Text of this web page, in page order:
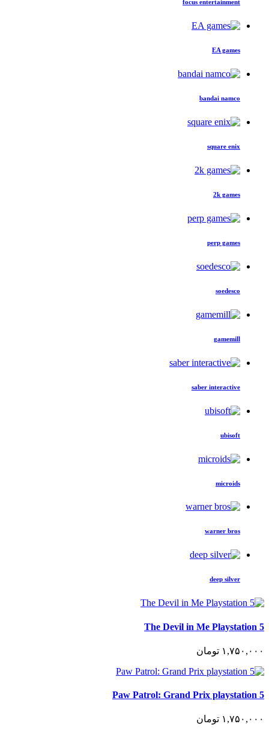
focus entertainment
EA games
bandai namco
square enix
2k games
perp games
soedesco
gamemill
saber interactive
ubisoft
microids
warner bros
deep silver
The Devil in Me Playstation 5
١,٧۵٠,٠٠٠ تومان
Paw Patrol: Grand Prix playstation 5
١,٧۵٠,٠٠٠ تومان